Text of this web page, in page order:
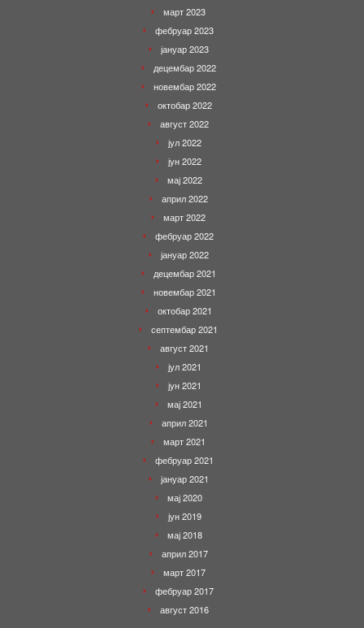
март 2023
фебруар 2023
јануар 2023
децембар 2022
новембар 2022
октобар 2022
август 2022
јул 2022
јун 2022
мај 2022
април 2022
март 2022
фебруар 2022
јануар 2022
децембар 2021
новембар 2021
октобар 2021
септембар 2021
август 2021
јул 2021
јун 2021
мај 2021
април 2021
март 2021
фебруар 2021
јануар 2021
мај 2020
јун 2019
мај 2018
април 2017
март 2017
фебруар 2017
август 2016